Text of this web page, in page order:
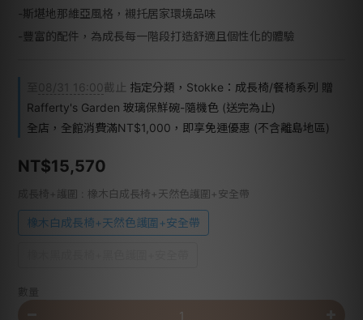
-斯堪地那維亞風格，襯托居家環境品味
-豐富的配件，為成長每一階段打造舒適且個性化的體驗
08/31 16:00截止 指定分類，Stokke：成長椅/餐椅系列 贈
Rafferty's Garden 玻璃保鮮碗-隨機色 (送完為止)
全店，全館消費滿NT$1,000，即享免運優惠 (不含離島地區)
NT$15,570
成長椅+護圍 : 橡木白成長椅+天然色護圍+安全帶
橡木白成長椅+天然色護圍+安全帶